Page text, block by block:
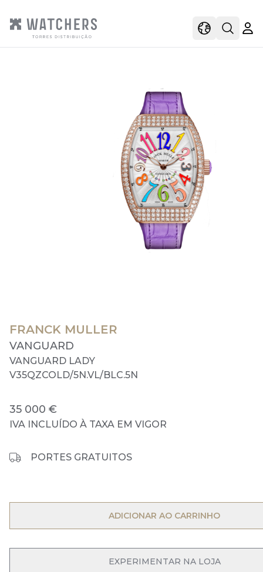
viewOpen
FRANCK MULLER
VANGUARD
VANGUARD LADY
V35QZCOLD/5N.VL/BLC.5N
35 000 €
IVA INCLUÍDO À TAXA EM VIGOR
PORTES GRATUITOS
OPEN MENU
ADICIONAR AO CARRINHO
OPEN MENU
EXPERIMENTAR NA LOJA